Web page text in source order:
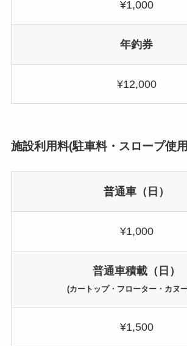
¥1,000
年釣券
¥12,000
施設利用料(駐車料・スロープ使
普通車（日）
¥1,000
普通車積載（日）
(カートップ・フローター・カヌ
¥1,500